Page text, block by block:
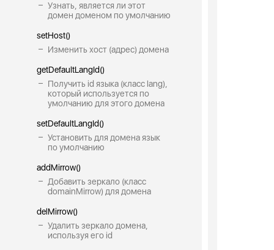
Узнать, является ли этот
домен доменом по умолчанию
setHost()
Изменить хост (адрес) домена
getDefaultLangId()
Получить id языка (класс lang),
который используется по
умолчанию для этого домена
setDefaultLangId()
Установить для домена язык
по умолчанию
addMirrow()
Добавить зеркало (класс
domainMirrow) для домена
delMirrow()
Удалить зеркало домена,
используя его id